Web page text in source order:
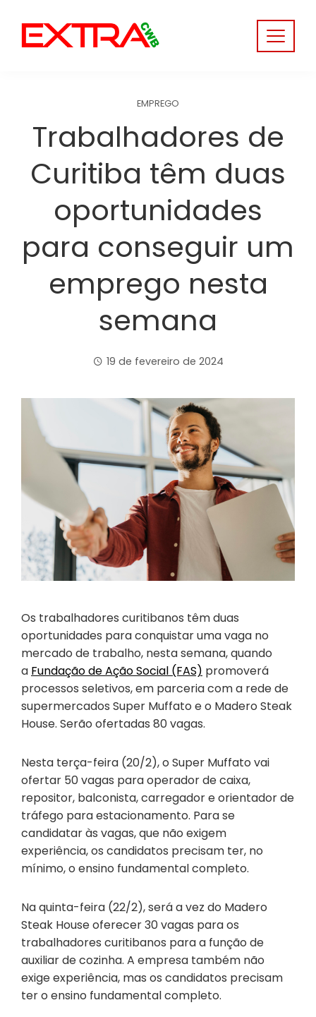
content
EMPREGO
Trabalhadores de
Curitiba têm duas
oportunidades
para conseguir um
emprego nesta
semana
19 de fevereiro de 2024
Os trabalhadores curitibanos têm duas
oportunidades para conquistar uma vaga no
mercado de trabalho, nesta semana, quando
a Fundação de Ação Social (FAS) promoverá
processos seletivos, em parceria com a rede de
supermercados Super Muffato e o Madero Steak
House. Serão ofertadas 80 vagas.
Nesta terça-feira (20/2), o Super Muffato vai
ofertar 50 vagas para operador de caixa,
repositor, balconista, carregador e orientador de
tráfego para estacionamento. Para se
candidatar às vagas, que não exigem
experiência, os candidatos precisam ter, no
mínimo, o ensino fundamental completo.
Na quinta-feira (22/2), será a vez do Madero
Steak House oferecer 30 vagas para os
trabalhadores curitibanos para a função de
auxiliar de cozinha. A empresa também não
exige experiência, mas os candidatos precisam
ter o ensino fundamental completo.